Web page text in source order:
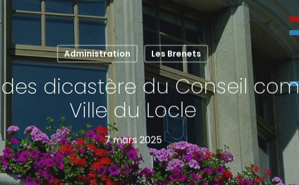
Administration Les Brenets
dicastère du Conseil
Ville du Locle
7 mars 2025